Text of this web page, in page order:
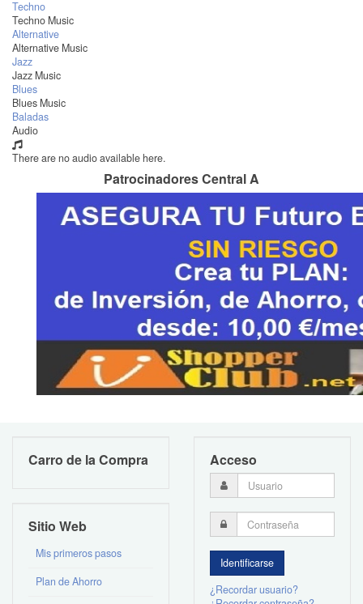
Techno
Techno Music
Alternative
Alternative Music
Jazz
Jazz Music
Blues
Blues Music
Baladas
Audio
There are no audio available here.
Patrocinadores Central A
Carro de la Compra
Sitio Web
Mis primeros pasos
Plan de Ahorro
Acceso
¿Recordar usuario?